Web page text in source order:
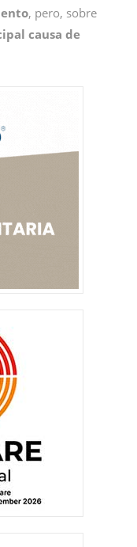
, pero, sobre
causa de